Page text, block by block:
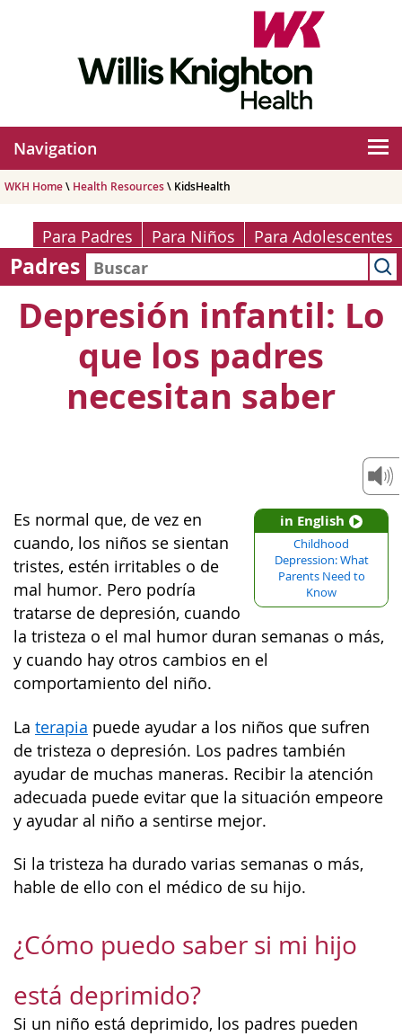
Navigation
WKH Home\ Health Resources\ KidsHealth
Para Padres Para Niños Para Adolescentes
Padres
Depresión infantil: Lo
que los padres
necesitan saber
in English
Childhood
Depression: What
Parents Need to
Know
Es normal que, de vez en
cuando, los niños se sientan
tristes, estén irritables o de
mal humor. Pero podría
tratarse de depresión, cuando
la tristeza o el mal humor duran semanas o más,
y cuando hay otros cambios en el
comportamiento del niño.
La terapia puede ayudar a los niños que sufren
de tristeza o depresión. Los padres también
ayudar de muchas maneras. Recibir la atención
adecuada puede evitar que la situación empeore
y ayudar al niño a sentirse mejor.
Si la tristeza ha durado varias semanas o más,
hable de ello con el médico de su hijo.
¿Cómo puedo saber si mi hijo
está deprimido?
Si un niño está deprimido, los padres pueden